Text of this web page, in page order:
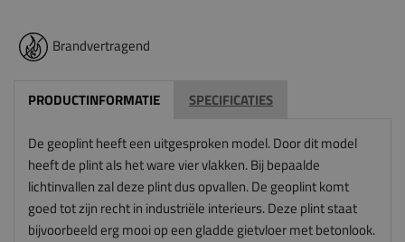
Brandvertragend
PRODUCTINFORMATIE SPECIFICATIES
De geoplint heeft een uitgesproken model. Door dit model
heeft de plint als het ware vier vlakken. Bij bepaalde
lichtinvallen zal deze plint dus opvallen. De geoplint komt
goed tot zijn recht in industriële interieurs. Deze plint staat
bijvoorbeeld erg mooi op een gladde gietvloer met betonlook.